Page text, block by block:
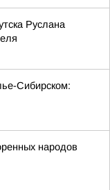
Руслана
Сибирском:
народов